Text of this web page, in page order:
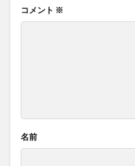
コメント ※
名前